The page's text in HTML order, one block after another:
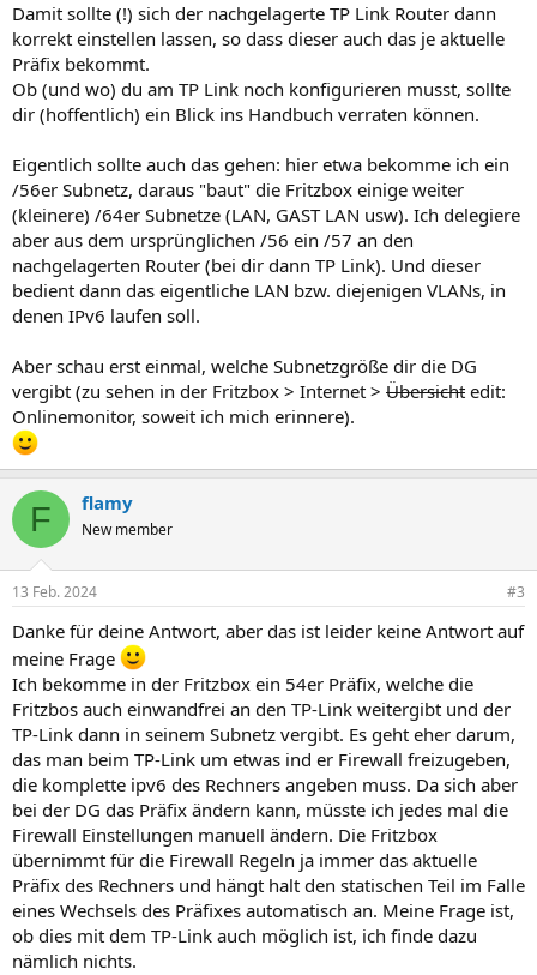
Damit sollte (!) sich der nachgelagerte TP Link Router dann
korrekt einstellen lassen, so dass dieser auch das je aktuelle
Präfix bekommt.
Ob (und wo) du am TP Link noch konfigurieren musst, sollte
dir (hoffentlich) ein Blick ins Handbuch verraten können.
Eigentlich sollte auch das gehen: hier etwa bekomme ich ein
/56er Subnetz, daraus "baut" die Fritzbox einige weiter
(kleinere) /64er Subnetze (LAN, GAST LAN usw). Ich delegiere
aber aus dem ursprünglichen /56 ein /57 an den
nachgelagerten Router (bei dir dann TP Link). Und dieser
bedient dann das eigentliche LAN bzw. diejenigen VLANs, in
denen IPv6 laufen soll.
Aber schau erst einmal, welche Subnetzgröße dir die DG
vergibt (zu sehen in der Fritzbox > Internet > Übersicht edit:
Onlinemonitor, soweit ich mich erinnere).
F flamy
New member
13 Feb. 2024 #3
Danke für deine Antwort, aber das ist leider keine Antwort auf
meine Frage
Ich bekomme in der Fritzbox ein 54er Präfix, welche die
Fritzbos auch einwandfrei an den TP-Link weitergibt und der
TP-Link dann in seinem Subnetz vergibt. Es geht eher darum,
das man beim TP-Link um etwas ind er Firewall freizugeben,
die komplette ipv6 des Rechners angeben muss. Da sich aber
bei der DG das Präfix ändern kann, müsste ich jedes mal die
Firewall Einstellungen manuell ändern. Die Fritzbox
übernimmt für die Firewall Regeln ja immer das aktuelle
Präfix des Rechners und hängt halt den statischen Teil im Falle
eines Wechsels des Präfixes automatisch an. Meine Frage ist,
ob dies mit dem TP-Link auch möglich ist, ich finde dazu
nämlich nichts.